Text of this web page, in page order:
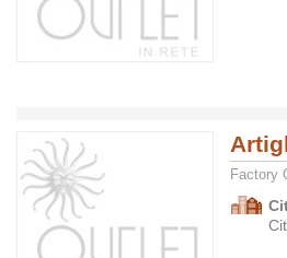
Factory